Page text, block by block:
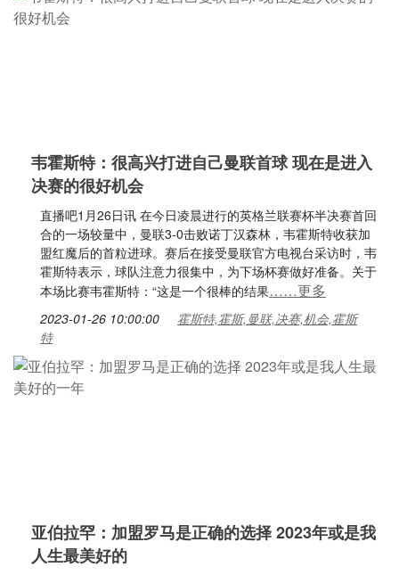
韦霍斯特：很高兴打进自己曼联首球 现在是进入
决赛的很好机会
直播吧1月26日讯 在今日凌晨进行的英格兰联赛杯半决赛首回
合的一场较量中，曼联3-0击败诺丁汉森林，韦霍斯特收获加
盟红魔后的首粒进球。赛后在接受曼联官方电视台采访时，韦
霍斯特表示，球队注意力很集中，为下场杯赛做好准备。关于
本场比赛韦霍斯特：“这是一个很棒的结果……更多
2023-01-26 10:00:00
霍斯特,霍斯,曼联,决赛,机会,霍斯
特
亚伯拉罕：加盟罗马是正确的选择 2023年或是我
人生最美好的